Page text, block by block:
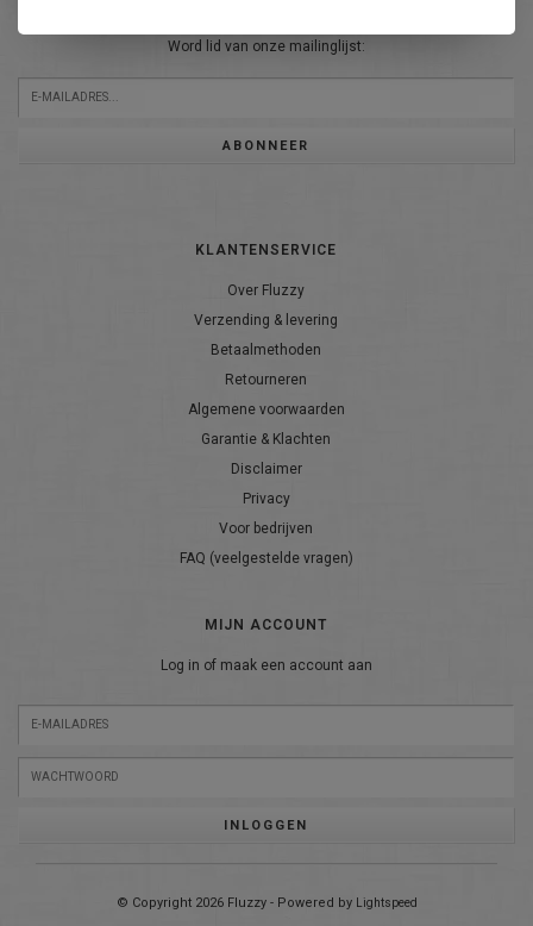
Word lid van onze mailinglijst:
ABONNEER
KLANTENSERVICE
Over Fluzzy
Verzending & levering
Betaalmethoden
Retourneren
Algemene voorwaarden
Garantie & Klachten
Disclaimer
Privacy
Voor bedrijven
FAQ (veelgestelde vragen)
MIJN ACCOUNT
Log in of maak een account aan
INLOGGEN
© Copyright 2026 Fluzzy - Powered by Lightspeed